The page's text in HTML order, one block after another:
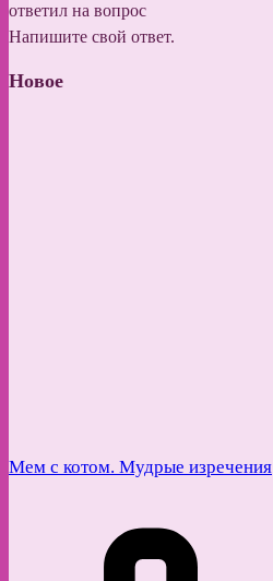
ответил на вопрос
Напишите свой ответ.
Новое
Мем с котом. Мудрые изречения